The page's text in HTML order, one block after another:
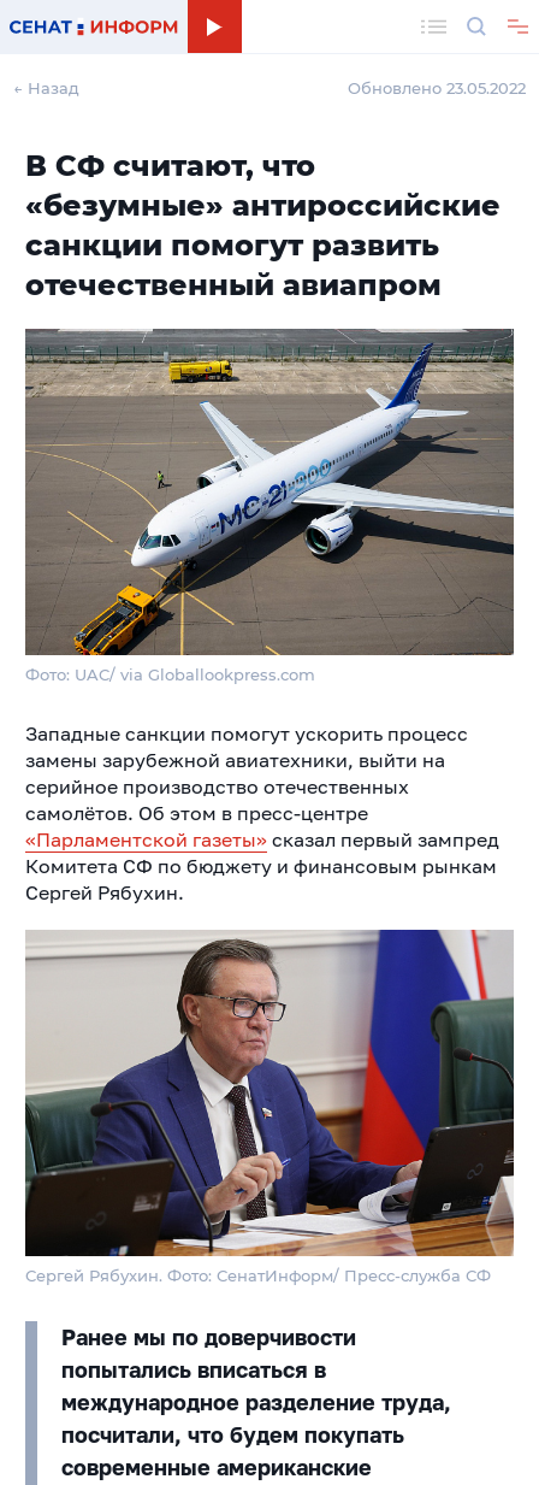
← Назад Обновлено 23.05.2022
В СФ считают, что
«безумные» антироссийские
санкции помогут развить
отечественный авиапром
Фото: UAC/ via Globallookpress.com
Западные санкции помогут ускорить процесс
замены зарубежной авиатехники, выйти на
серийное производство отечественных
самолётов. Об этом в пресс-центре
«Парламентской газеты»сказал первый зампред
Комитета СФ по бюджету и финансовым рынкам
Сергей Рябухин.
Сергей Рябухин. Фото: СенатИнформ/ Пресс-служба СФ
Ранее мы по доверчивости
попытались вписаться в
международное разделение труда,
посчитали, что будем покупать
современные американские